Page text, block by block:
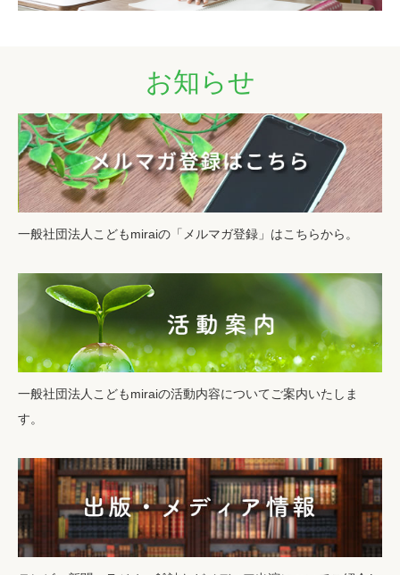
お知らせ
一般社団法人こどもmiraiの「メルマガ登録」はこちらから。
一般社団法人こどもmiraiの活動内容についてご案内いたしま
す。